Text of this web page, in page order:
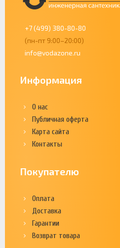
+7 (499) 380-80-80
(пн-пт 9:00–20:00)
info@vodazone.ru
Информация
О нас
Публичная оферта
Карта сайта
Контакты
Покупателю
Оплата
Доставка
Гарантии
Возврат товара